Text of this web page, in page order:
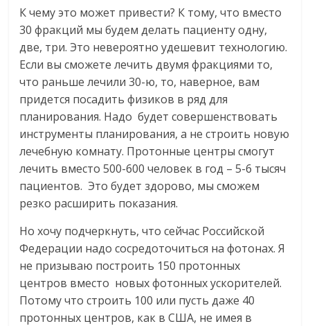
К чему это может привести? К тому, что вместо
30 фракций мы будем делать пациенту одну,
две, три. Это невероятно удешевит технологию.
Если вы сможете лечить двумя фракциями то,
что раньше лечили 30-ю, то, наверное, вам
придется посадить физиков в ряд для
планирования. Надо будет совершенствовать
инструменты планирования, а не строить новую
лечебную комнату. Протонные центры смогут
лечить вместо 500-600 человек в год – 5-6 тысяч
пациентов. Это будет здорово, мы сможем
резко расширить показания.
Но хочу подчеркнуть, что сейчас Российской
Федерации надо сосредоточиться на фотонах. Я
не призываю построить 150 протонных
центров вместо новых фотонных ускорителей.
Потому что строить 100 или пусть даже 40
протонных центров, как в США, не имея в